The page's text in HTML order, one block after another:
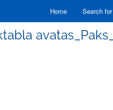
Home Search